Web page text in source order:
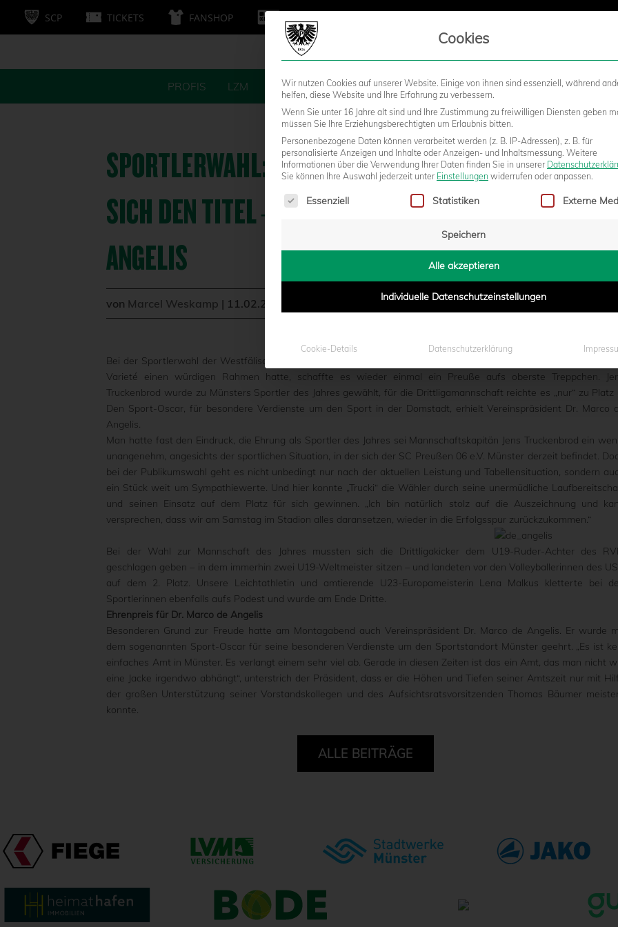
SCP TICKETS FANSHOP
PROFIS LZM FANS STADION BUSINESS KIDS
SPORTLERWAHL: JENS TRUCKENBROD SCHNAPPT
SICH DEN TITEL – EHRENPREIS FÜR DR. MARCO DE
ANGELIS
von Marcel Weskamp | 11.02.2014 - 13:27
Bei der Sportlerwahl der Westfälischen Nachrichten, die in diesem Jahr bereits zum 40. Mal stattfand, und im
Varieté einen würdigen Rahmen hatte, schaffte es wieder einmal ein Preuße aufs oberste Treppchen.
Truckenbrod wurde zu Münsters Sportler des Jahres gewählt, für die Drittligamannschaft reichte es „nur“ zu Platz
Den Sport-Oscar, für besondere Verdienste um den Sport in der Domstadt, erhielt Vereinspräsident Dr. Marco
Angelis.
Man hatte fast den Eindruck, die Ehrung als Sportler des Jahres sei Mannschaftskapitän Jens Truckenbrod ein
unangenehm, angesichts der sportlichen Situation, in der sich der SC Preußen 06 e.V. Münster derzeit befindet.
bei der Publikumswahl geht es nicht unbedingt nur nach der aktuellen Leistung und Tabellensituation, sondern
ein Stück weit um Sympathiewerte. Und hier konnte „Trucki“ die Wähler durch seine unermüdliche
und seinen Einsatz auf dem Platz für sich gewinnen. „Ich bin natürlich stolz auf die Auszeichnung und
versprechen, dass wir am Samstag im Stadion alles daransetzen, wieder in die Erfolgsspur zurückzukommen.“
Bei der Wahl zur Mannschaft des Jahres mussten sich die Drittligakicker dem U19-Ruder-Achter des
geschlagen geben – in dem immerhin zwei U19-Weltmeister sitzen – und landeten vor den Volleyballerinnen des
auf dem 2. Platz. Unsere Leichtathletin und amtierende U23-Europameisterin Lena Malkus kletterte bei
Sportlerinnen ebenfalls aufs Podest und wurde am Ende Dritte.
Ehrenpreis für Dr. Marco de Angelis
Besonderen Grund zur Freude hatte am Montagabend auch Vereinspräsident Dr. Marco de Angelis. Er wurde
dem sogenannten Sport-Oscar für seine besonderen Verdienste um den Sportstandort Münster geehrt. „Es ist
einfaches Amt in Münster. Es verlangt einem sehr viel ab. Gerade in diesen Zeiten ist das ein Amt, das man nicht
eine Jacke irgendwo abhängt“, unterstrich der Präsident, dass er die Höhen und Tiefen seiner Amtszeit nur mit
der großen Unterstützung seiner Vorstandskollegen und des Aufsichtsratsvorsitzenden Thomas Bäumer
konnte.
ALLE BEITRÄGE
Cookies
Wir nutzen Cookies auf unserer Website. Einige von ihnen sind essenziell, während
helfen, diese Website und Ihre Erfahrung zu verbessern.
Wenn Sie unter 16 Jahre alt sind und Ihre Zustimmung zu freiwilligen Diensten geben
müssen Sie Ihre Erziehungsberechtigten um Erlaubnis bitten.
Personenbezogene Daten können verarbeitet werden (z. B. IP-Adressen), z. B. für
personalisierte Anzeigen und Inhalte oder Anzeigen- und Inhaltsmessung. Weitere
Informationen über die Verwendung Ihrer Daten finden Sie in unserer
Sie können Ihre Auswahl jederzeit unter Einstellungen widerrufen oder anpassen.
Es folgt eine Liste der Service-Gruppen, für die eine Einwilligung erteilt
Essenziell Statistiken Externe
Speichern
Alle akzeptieren
Individuelle Datenschutzeinstellungen
Cookie-Details Datenschutzerklärung